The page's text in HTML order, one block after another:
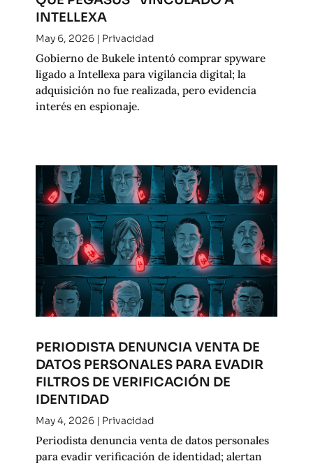
INTELLEXA
May 6, 2026| Privacidad
Gobierno de Bukele intentó comprar spyware
ligado a Intellexa para vigilancia digital; la
adquisición no fue realizada, pero evidencia
interés en espionaje.
PERIODISTA DENUNCIA VENTA DE
DATOS PERSONALES PARA EVADIR
FILTROS DE VERIFICACIÓN DE
IDENTIDAD
May 4, 2026| Privacidad
Periodista denuncia venta de datos personales
para evadir verificación de identidad; alertan